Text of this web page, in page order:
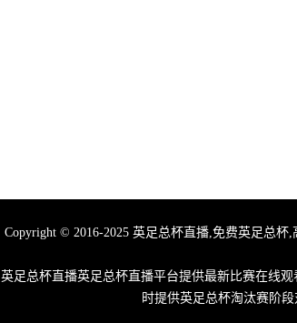
Copyright © 2016-2025 英足总杯直播,免费英足总
英足总杯直播英足总杯直播平台提供最新比赛在线
时提供英足总杯淘汰赛阶